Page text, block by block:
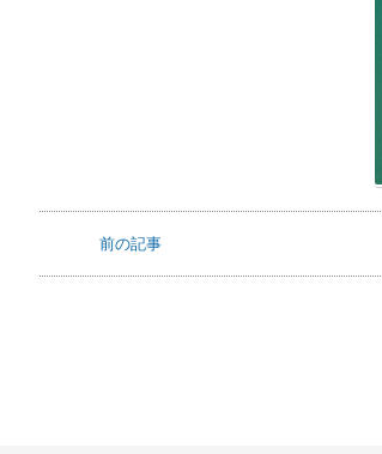
前の記事